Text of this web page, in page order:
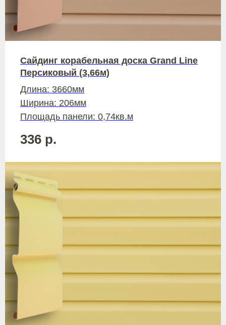
Сайдинг корабельная доска Grand Line
Персиковый (3,66м)
Длина: 3660мм
Ширина: 206мм
Площадь панели: 0,74кв.м
336 р.